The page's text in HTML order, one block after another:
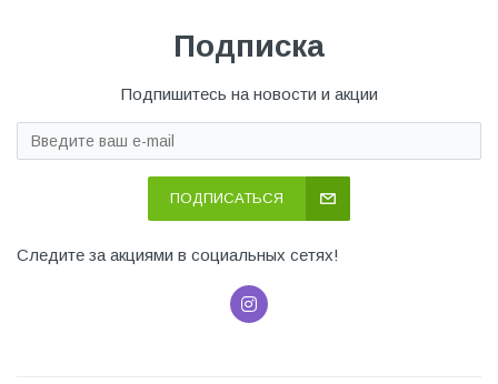
Подписка
Подпишитесь на новости и акции
ПОДПИСАТЬСЯ
Следите за акциями в социальных сетях!